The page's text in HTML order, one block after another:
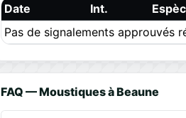
Date Int.
Pas de signalements approuvés
FAQ — Moustiques à Beaune